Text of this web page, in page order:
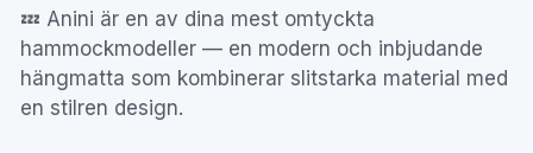
💤 Anini är en av dina mest omtyckta
hammockmodeller — en modern och inbjudande
hängmatta som kombinerar slitstarka material med
en stilren design.